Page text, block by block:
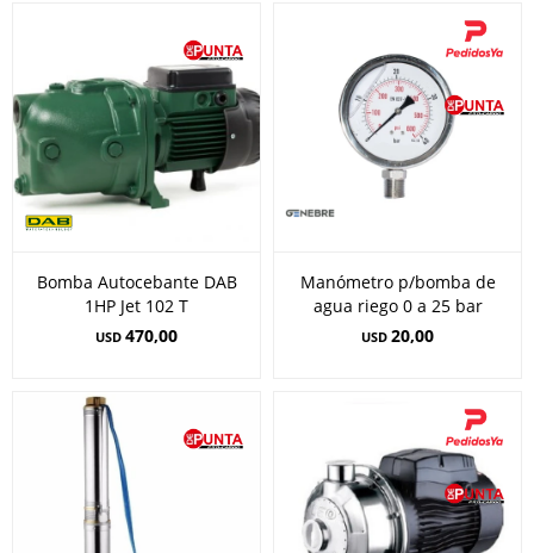
Bomba Autocebante DAB
1HP Jet 102 T
USD 470,00
Manómetro p/bomba de
agua riego 0 a 25 bar
USD 20,00